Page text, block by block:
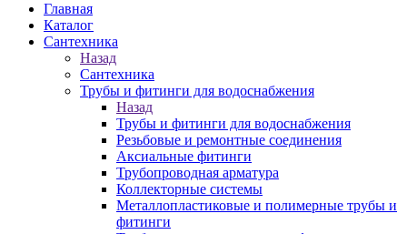
Главная
Каталог
Сантехника
Назад
Сантехника
Трубы и фитинги для водоснабжения
Назад
Трубы и фитинги для водоснабжения
Резьбовые и ремонтные соединения
Аксиальные фитинги
Трубопроводная арматура
Коллекторные системы
Металлопластиковые и полимерные трубы и
фитинги